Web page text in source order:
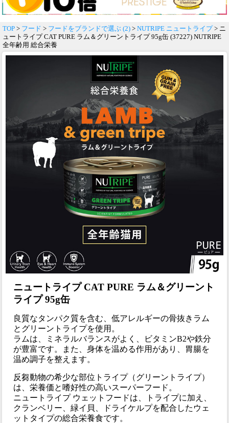
TOP > フード > フードをブランドで選ぶ (2) > NUTRIPE ニュートライプ > ニ
ュートライプ CAT PURE ラム＆グリーントライプ 95g缶 (37227) NUTRIPE
全年齢用 総合栄養
ニュートライプ CAT PURE ラム＆グリーント
ライプ 95g缶
良質なタンパク質を含む、低アレルギーの骨抜きラム
とグリーントライプを使用。
ラムは、ミネラルバランスがよく、ビタミンB2や鉄分
が豊富です。また、身体を温める作用があり、胃腸を
温め調子を整えます。
反芻動物の希少な部位トライプ（グリーントライプ）
は、栄養価と嗜好性の高いスーパーフード。
ニュートライプ ウェットフードは、トライプに加え、
クランベリー、緑イ貝、ドライケルプを配合したウェ
ットタイプの総合栄養食です。